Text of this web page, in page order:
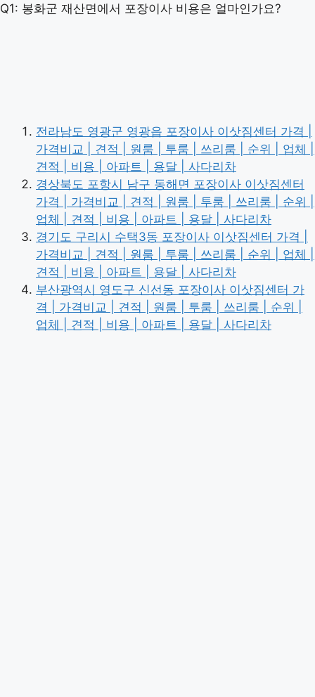
Q1: 봉화군 재산면에서 포장이사 비용은 얼마인가요?
전라남도 영광군 영광읍 포장이사 이삿짐센터 가격 |
가격비교 | 견적 | 원룸 | 투룸 | 쓰리룸 | 순위 | 업체 |
견적 | 비용 | 아파트 | 용달 | 사다리차
경상북도 포항시 남구 동해면 포장이사 이삿짐센터
가격 | 가격비교 | 견적 | 원룸 | 투룸 | 쓰리룸 | 순위 |
업체 | 견적 | 비용 | 아파트 | 용달 | 사다리차
경기도 구리시 수택3동 포장이사 이삿짐센터 가격 |
가격비교 | 견적 | 원룸 | 투룸 | 쓰리룸 | 순위 | 업체 |
견적 | 비용 | 아파트 | 용달 | 사다리차
부산광역시 영도구 신선동 포장이사 이삿짐센터 가
격 | 가격비교 | 견적 | 원룸 | 투룸 | 쓰리룸 | 순위 |
업체 | 견적 | 비용 | 아파트 | 용달 | 사다리차